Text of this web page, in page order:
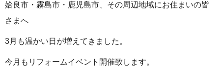
姶良市・霧島市・鹿児島市、その周辺地域にお住まいの皆
さまへ
3月も温かい日が増えてきました。
今月もリフォームイベント開催致します。